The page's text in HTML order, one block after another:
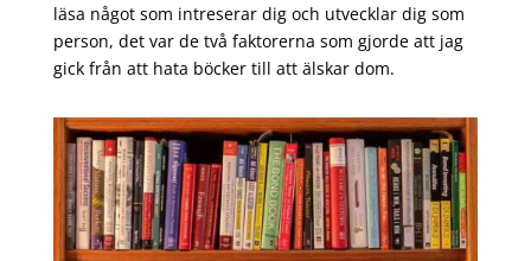
läsa något som intreserar dig och utvecklar dig som
person, det var de två faktorerna som gjorde att jag
gick från att hata böcker till att älskar dom.